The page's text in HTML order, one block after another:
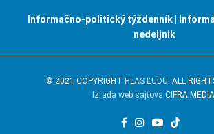
Informačno-politický týždenník |
nedeljnik
© 2021 COPYRIGHT HLAS ĽUDU . ALL
Izrada web sajtova CIFRA MEDIA.